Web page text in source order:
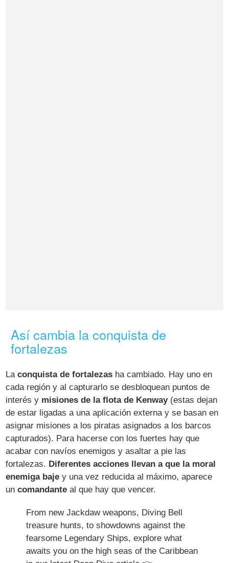
Así cambia la conquista de
fortalezas
Laconquista de fortalezas ha cambiado. Hay uno en
cada región y al capturarlo se desbloquean puntos de
interés y misiones de la flota de Kenway(estas dejan
de estar ligadas a una aplicación externa y se basan en
asignar misiones a los piratas asignados a los barcos
capturados). Para hacerse con los fuertes hay que
acabar con navíos enemigos y asaltar a pie las
fortalezas. Diferentes acciones llevan a que la moral
enemiga baje y una vez reducida al máximo, aparece
uncomandante al que hay que vencer.
From new Jackdaw weapons, Diving Bell
treasure hunts, to showdowns against the
fearsome Legendary Ships, explore what
awaits you on the high seas of the Caribbean